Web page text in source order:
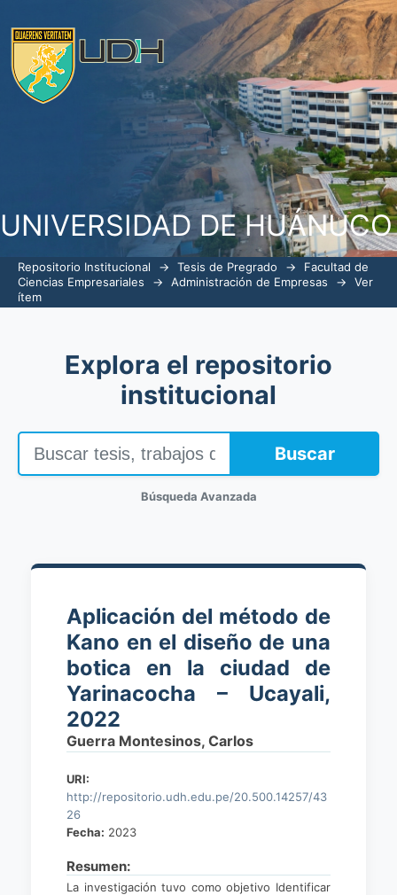
UNIVERSIDAD DE HUÁNUCO
Aplicación del método de Kano
Yarinacocha – Ucayali, 2022
Repositorio Institucional → Tesis de Pregrado →
Facultad de
Ciencias Empresariales
→ Administración de Empresas →
Ver
ítem
Explora el repositorio
institucional
Buscar
Búsqueda Avanzada
Aplicación del método de
Kano en el diseño de una
botica en la ciudad de
Yarinacocha – Ucayali,
2022
Guerra Montesinos, Carlos
URI:
http://repositorio.udh.edu.pe/20.500.14257/43
26
Fecha: 2023
Resumen:
La investigación tuvo como objetivo Identificar